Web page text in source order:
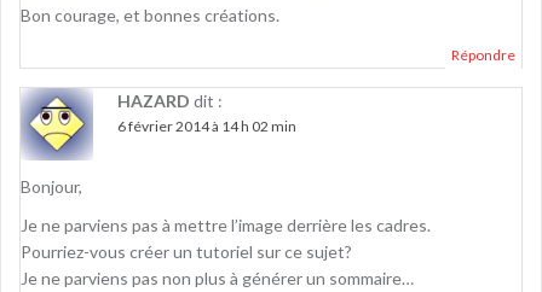
Bon courage, et bonnes créations.
Répondre
HAZARD dit :
6 février 2014 à 14 h 02 min
Bonjour,
Je ne parviens pas à mettre l’image derrière les cadres.
Pourriez-vous créer un tutoriel sur ce sujet?
Je ne parviens pas non plus à générer un sommaire…